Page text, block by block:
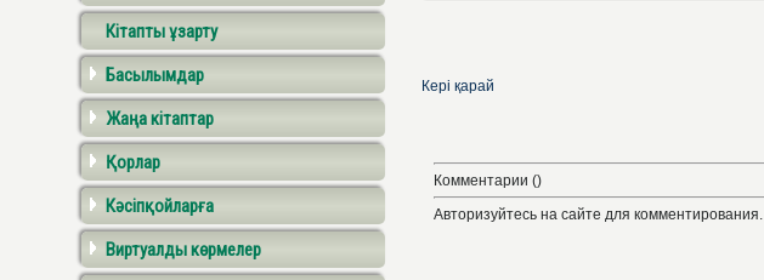
Кітапты ұзарту
Басылымдар
Жаңа кітаптар
Қорлар
Кәсіпқойларға
Виртуалды көрмелер
Кері қарай
Комментарии ()
Авторизуйтесь на сайте для комментирования.